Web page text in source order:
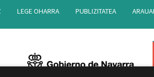
LEGE OHARRA PUBLIZITATEA